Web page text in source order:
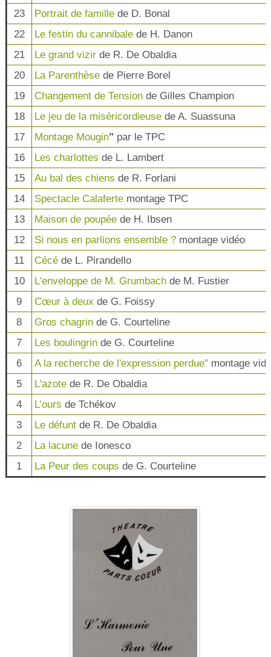
23
Portrait de famillede D. Bonal
22
Le festin du cannibalede H. Danon
21
Le grand vizirde R. De Obaldia
20
La Parenthèsede Pierre Borel
19
Changement de Tensionde Gilles Champion
18
Le jeu de la miséricordieusede A. Suassuna
17
Montage Mougin" par le TPC
16
Les charlottes de L. Lambert
15
Au bal des chiens de R. Forlani
14
Spectacle Calafertemontage TPC
13
Maison de poupéede H. Ibsen
12
Si nous en parlions ensemble ?montage vidéo
11
Cécéde L. Pirandello
10
L'enveloppe de M. Grumbachde M. Fustier
9
Cœur à deux de G. Foissy
8
Gros chagrinde G. Courteline
7
Les boulingrinde G. Courteline
6
A la recherche de l'expression perdue"montage
5
L'azotede R. De Obaldia
4
L’ours de Tchékov
3
Le défuntde R. De Obaldia
2
La lacunede Ionesco
1
La Peur des coups de G. Courteline